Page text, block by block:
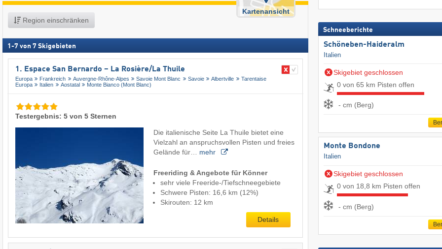
Region einschränken
Kartenansicht
1 -7 von 7 Skigebieten
1. Espace San Bernardo – La Rosière/​La Thuile
Europa Frankreich Auvergne-Rhône-Alpes Savoie Mont Blanc Savoie Albertville
Tarentaise
Europa
Italien Aostatal Monte Bianco (Mont Blanc)
Testergebnis: 5 von 5 Sternen
Die italienische Seite La Thuile bietet eine
Vielzahl an anspruchsvollen Pisten und freies
Gelände für… mehr
Freeriding & Angebote für Könner
sehr viele Freeride-/Tiefschneegebiete
Schwere Pisten: 16,6 km (12%)
Skirouten: 12 km
Details
Schneeberichte
Schöneben-Haideralm
Italien
Skigebiet geschlossen
0 von 65 km Pisten offen
- cm (Berg)
Monte Bondone
Italien
Skigebiet geschlossen
0 von 18,8 km Pisten offen
- cm (Berg)